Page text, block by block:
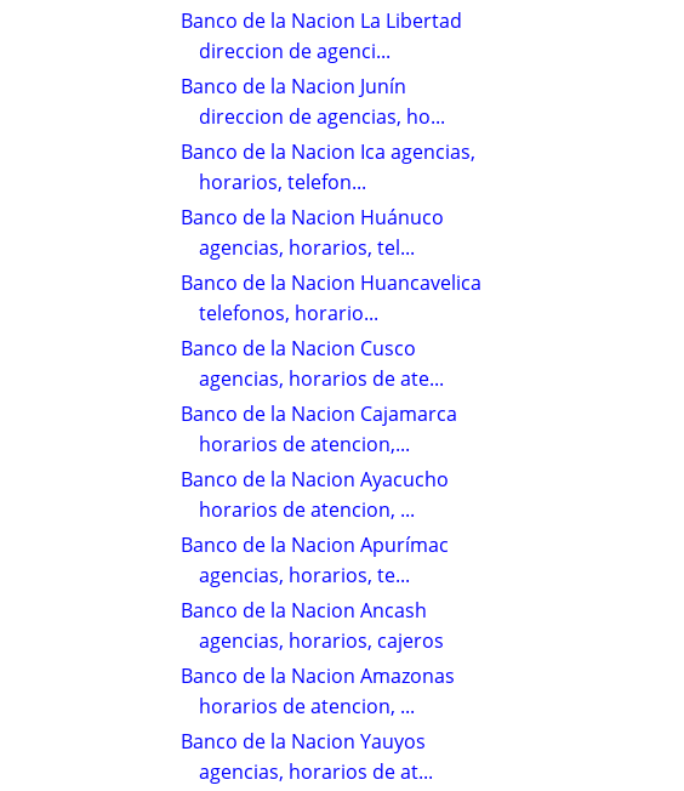
Banco de la Nacion La Libertad
direccion de agenci...
Banco de la Nacion Junín
direccion de agencias, ho...
Banco de la Nacion Ica agencias,
horarios, telefon...
Banco de la Nacion Huánuco
agencias, horarios, tel...
Banco de la Nacion Huancavelica
telefonos, horario...
Banco de la Nacion Cusco
agencias, horarios de ate...
Banco de la Nacion Cajamarca
horarios de atencion,...
Banco de la Nacion Ayacucho
horarios de atencion, ...
Banco de la Nacion Apurímac
agencias, horarios, te...
Banco de la Nacion Ancash
agencias, horarios, cajeros
Banco de la Nacion Amazonas
horarios de atencion, ...
Banco de la Nacion Yauyos
agencias, horarios de at...